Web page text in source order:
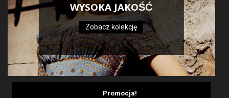
WYSOKA JAKOŚĆ
Zobacz kolekcję
Promocja!